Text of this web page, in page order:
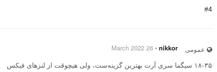
#4
عمومی nikkor
⋅
26 March 2022
۱۸-۳۵ سیگما سری آرت بهترین گزینه‌ست، ولی هیچوقت از لنزهای فیکس